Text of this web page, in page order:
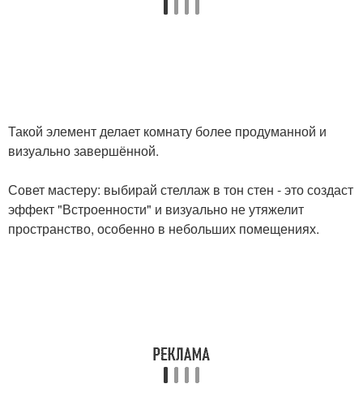
Такой элемент делает комнату более продуманной и
визуально завершённой.
Совет мастеру: выбирай стеллаж в тон стен - это создаст
эффект "Встроенности" и визуально не утяжелит
пространство, особенно в небольших помещениях.